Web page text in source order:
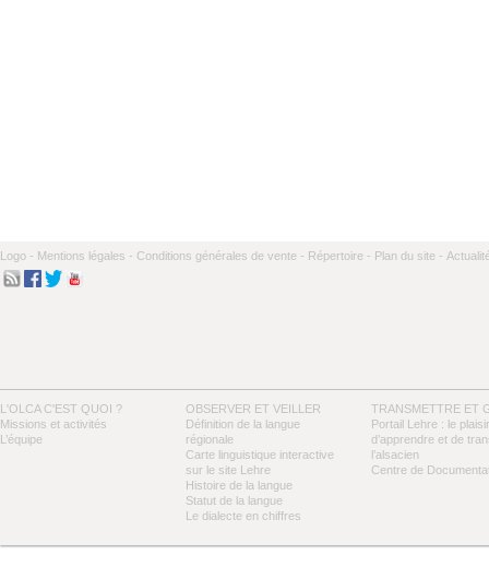
Logo - Mentions légales - Conditions générales de vente - Répertoire - Plan du site -
L'OLCA C'EST QUOI ?
Missions et activités
L’équipe
OBSERVER ET VEILLER
Définition de la langue
régionale
Carte linguistique interactive
sur le site Lehre
Histoire de la langue
Statut de la langue
Le dialecte en chiffres
TRANSMETTRE ET
Portail Lehre : le plaisir
d’apprendre et de
l’alsacien
Centre de